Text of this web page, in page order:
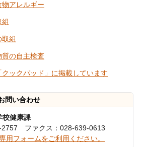
アレルギー
組
組
の自主検査
ックパッド」に掲載しています
問い合わせ
校健康課
2757 ファクス：028-639-0613
用フォームをご利用ください。